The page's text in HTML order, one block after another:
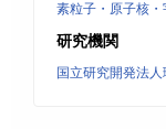
素粒子・原子核
研究機関
国立研究開発法